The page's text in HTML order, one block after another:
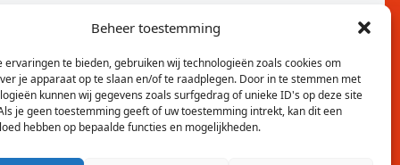
Beheer toestemming
ervaringen te bieden, gebruiken wij technologieën zoals cookies om
je apparaat op te slaan en/of te raadplegen. Door in te stemmen met
kunnen wij gegevens zoals surfgedrag of unieke ID's op deze site
je geen toestemming geeft of uw toestemming intrekt, kan dit een
hebben op bepaalde functies en mogelijkheden.